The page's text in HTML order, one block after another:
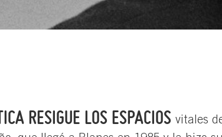
RESIGUE LOS ESPACIOS vitales